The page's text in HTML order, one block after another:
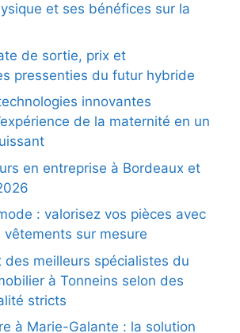
et ses bénéfices sur la
de sortie, prix et
pressenties du futur hybride
innovantes
de la maternité en un
en entreprise à Bordeaux et
: valorisez vos pièces avec
sur mesure
des meilleurs spécialistes du
à Tonneins selon des
stricts
à Marie-Galante : la solution